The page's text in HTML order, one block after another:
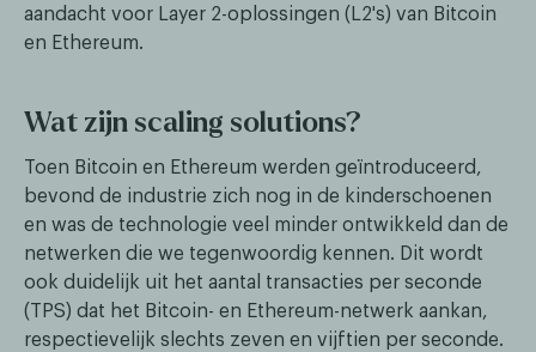
aandacht voor Layer 2-oplossingen (L2's) van Bitcoin
en Ethereum.
Wat zijn scaling solutions?
Toen Bitcoin en Ethereum werden geïntroduceerd,
bevond de industrie zich nog in de kinderschoenen
en was de technologie veel minder ontwikkeld dan de
netwerken die we tegenwoordig kennen. Dit wordt
ook duidelijk uit het aantal transacties per seconde
(TPS) dat het Bitcoin- en Ethereum-netwerk aankan,
respectievelijk slechts zeven en vijftien per seconde.